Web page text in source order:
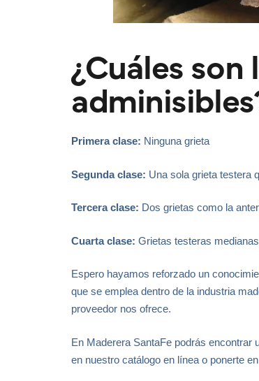
¿Cuáles son
Primera clase: Ninguna grieta
Segunda clase: Una sola grieta testera
Tercera clase: Dos grietas como la
Cuarta clase: Grietas testeras
Espero hayamos reforzado un
que se emplea dentro de la industria
proveedor nos ofrece.
En Maderera SantaFe podrás encontrar
en nuestro catálogo en línea o ponerte